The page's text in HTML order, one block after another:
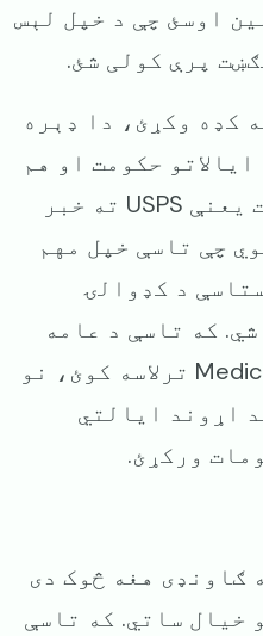
اوسئ چې د خپل لېس
پرې کولی شئ.
کډه وکړئ، دا ډېره
حکومت او هم
د امریکا د پوستې خدمت یعنې USPS ته خبر
چې تاسې خپل مهم
د کډوالۍ
که تاسې د عامه
مرستو لکه SNAP یا Medicaid ترلاسه کوئ، نو
اړوند ایالتي
ورکړئ.
ګاونډی هغه څوک دی
خیال ساتي. که تاسې